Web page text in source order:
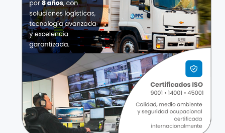
Desratización, desinfección y exterminio
de plagas no agrícolas
Fotocopiado, preparación de documentos
y otras actividades especializadas de
apoyo de oficina
Limpieza general de edificios
Organización de convenciones y